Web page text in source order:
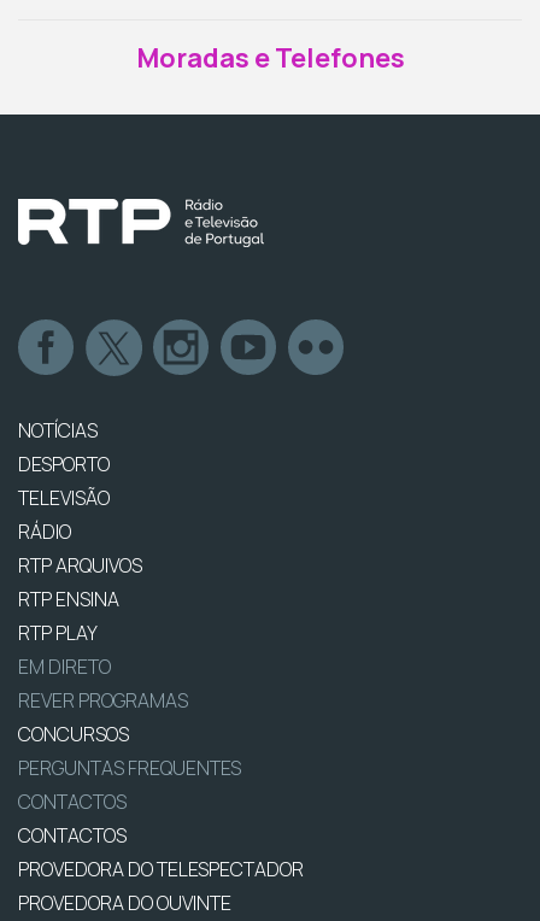
Moradas e Telefones
NOTÍCIAS
DESPORTO
TELEVISÃO
RÁDIO
RTP ARQUIVOS
RTP ENSINA
RTP PLAY
EM DIRETO
REVER PROGRAMAS
CONCURSOS
PERGUNTAS FREQUENTES
CONTACTOS
CONTACTOS
PROVEDORA DO TELESPECTADOR
PROVEDORA DO OUVINTE